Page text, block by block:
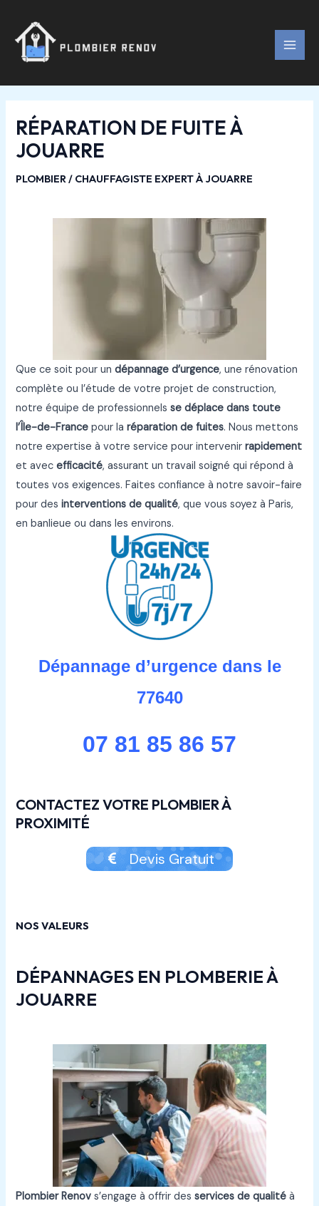
contenu
RÉPARATION DE FUITE À
JOUARRE
PLOMBIER / CHAUFFAGISTE EXPERT À JOUARRE
Que ce soit pour undépannage d’urgence, une rénovation
complète ou l’étude de votre projet de construction,
notre équipe de professionnelsse déplace dans toute
l’Île-de-France pour laréparation de fuites. Nous mettons
notre expertise à votre service pour intervenirrapidement
et avecefficacité, assurant un travail soigné qui répond à
toutes vos exigences. Faites confiance à notre savoir-faire
pour desinterventions de qualité, que vous soyez à Paris,
en banlieue ou dans les environs.
Dépannage d’urgence dans le
77640
07 81 85 86 57
CONTACTEZ VOTRE PLOMBIER À
PROXIMITÉ
Devis Gratuit
NOS VALEURS
DÉPANNAGES EN PLOMBERIE À
JOUARRE
Plombier Renov s’engage à offrir desservices de qualité à
articles